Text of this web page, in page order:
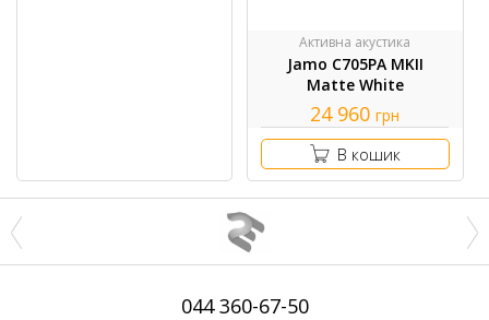
Активна акустика
Jamo C705PA MKII
Matte White
24 960 грн
В кошик
044360-67-50